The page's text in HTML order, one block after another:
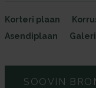
Korteri plaan
Asendiplaan
SOOVIN